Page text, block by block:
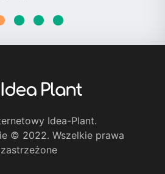
Idea-Plant.
© 2022. Wszelkie prawa
zastrzeżone